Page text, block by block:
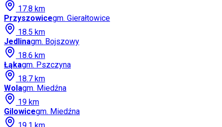
17.8 km
Przyszowicegm. Gierałtowice
18.5 km
Jedlinagm. Bojszowy
18.6 km
Łąkagm. Pszczyna
18.7 km
Wolagm. Miedźna
19 km
Gilowicegm. Miedźna